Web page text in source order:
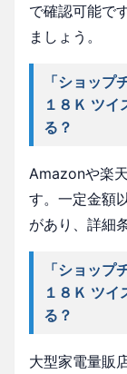
で確認可能で
ましょう。
「ショッ
１８Ｋ ツイ
る？
Amazonや楽
す。一定金額
があり、詳細
「ショッ
１８Ｋ ツイ
る？
大型家電量販